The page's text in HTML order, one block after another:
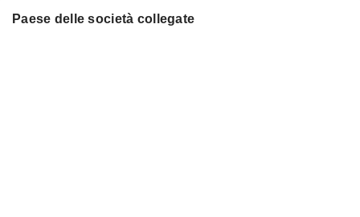
Fincantieri Nextech SpA
Paese delle società collegate